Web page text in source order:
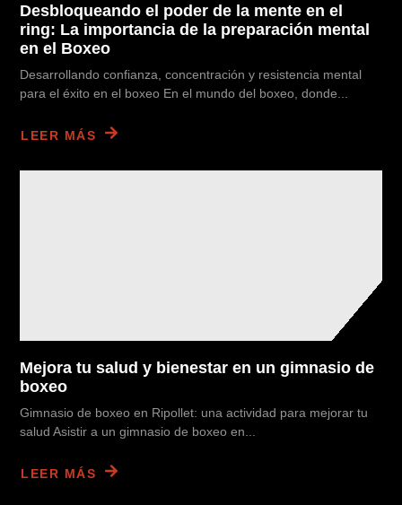
Desbloqueando el poder de la mente en el
ring: La importancia de la preparación mental
en el Boxeo
Desarrollando confianza, concentración y resistencia mental
para el éxito en el boxeo En el mundo del boxeo, donde...
LEER MÁS
Mejora tu salud y bienestar en un gimnasio de
boxeo
Gimnasio de boxeo en Ripollet: una actividad para mejorar tu
salud Asistir a un gimnasio de boxeo en...
LEER MÁS